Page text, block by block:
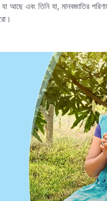
আছে এবং তিনি যা, মানবজাতির